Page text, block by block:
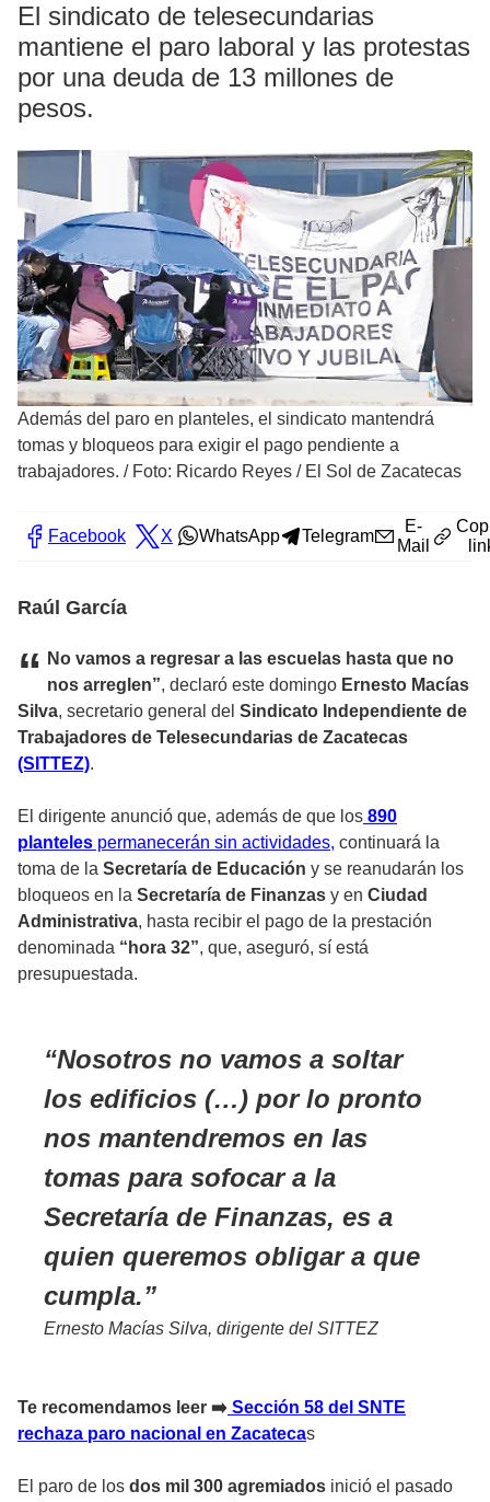
El sindicato de telesecundarias
mantiene el paro laboral y las protestas
por una deuda de 13 millones de
pesos.
Además del paro en planteles, el sindicato mantendrá
tomas y bloqueos para exigir el pago pendiente a
trabajadores. / Foto: Ricardo Reyes / El Sol de Zacatecas
Facebook X WhatsApp Telegram
E-
Mail
Raúl García
“
No vamos a regresar a las escuelas hasta que no
nos arreglen”, declaró este domingo Ernesto Macías
Silva, secretario general del Sindicato Independiente de
Trabajadores de Telesecundarias de Zacatecas
(SITTEZ).
El dirigente anunció que, además de que los 890
planteles permanecerán sin actividades, continuará la
toma de la Secretaría de Educación y se reanudarán los
bloqueos en la Secretaría de Finanzas y en Ciudad
Administrativa, hasta recibir el pago de la prestación
denominada “hora 32”, que, aseguró, sí está
presupuestada.
Nosotros no vamos a soltar
los edificios (…) por lo pronto
nos mantendremos en las
tomas para sofocar a la
Secretaría de Finanzas, es a
quien queremos obligar a que
cumpla.
Ernesto Macías Silva, dirigente del SITTEZ
Te recomendamos leer ➡️ Sección 58 del SNTE
rechaza paro nacional en Zacatecas
El paro de los dos mil 300 agremiados inició el pasado